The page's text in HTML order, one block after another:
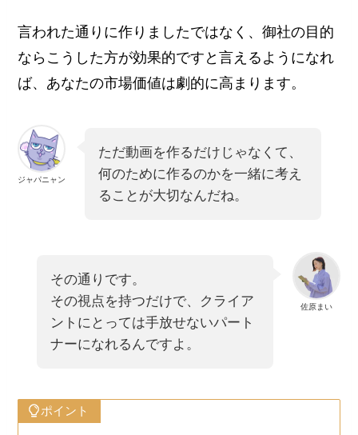
言われた通りに作りましたではなく、御社の目的
ならこうした方が効果的ですと言えるようになれ
ば、あなたの市場価値は劇的に高まります。
ジャパニャン
ただ動画を作るだけじゃなくて、
何のために作るのかを一緒に考え
ることが大切なんだね。
佐原まい
その通りです。
その視点を持つだけで、クライア
ントにとっては手放せないパート
ナーになれるんですよ。
ポイント